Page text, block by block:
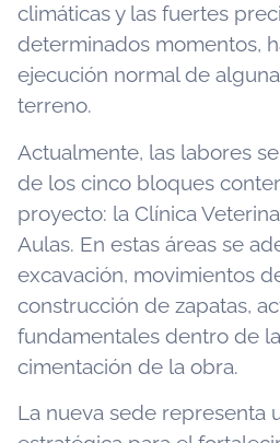
climáticas y las fuertes
determinados momentos,
ejecución normal de
terreno.
Actualmente, las labores
de los cinco bloques
proyecto: la Clínica
Aulas. En estas áreas se
excavación, movimientos
construcción de zapatas,
fundamentales dentro de
cimentación de la obra.
La nueva sede representa